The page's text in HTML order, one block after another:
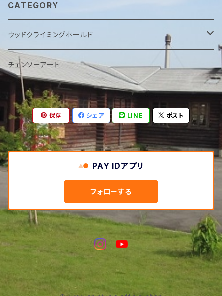
CATEGORY
ウッドクライミングホールド
ナチュラルオイルフィニッシュ
セット品
単品
ダークオイルフィニッシュ
セット品
単品
チェンソーアート
保存 シェア LINE ポスト
PAY IDアプリ
フォローする